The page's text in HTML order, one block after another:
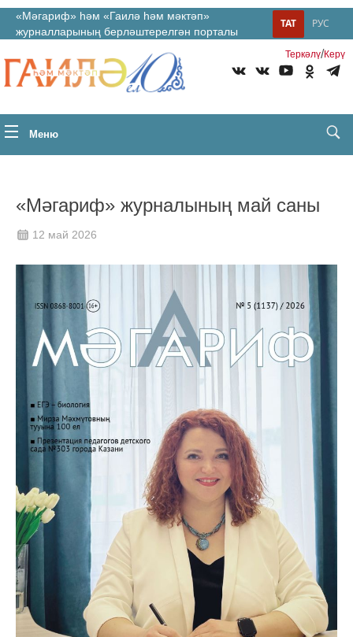
«Мәгариф» һәм «Гаилә һәм мәктәп»
журналларының берләштерелгән порталы
РУС
ТАТ
Теркəлү/Керү
Меню
«Мәгариф» журналының май саны
12 май 2026